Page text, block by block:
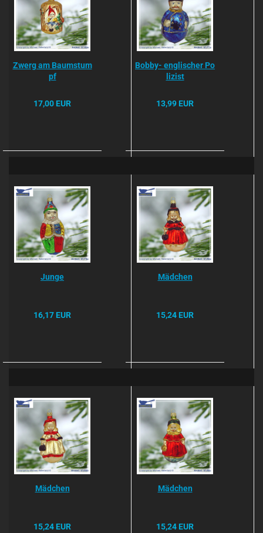
Zwerg am Baumstum
pf
17,00 EUR
Bobby- englischer Po
lizist
13,99 EUR
Junge
16,17 EUR
Mädchen
15,24 EUR
Mädchen
15,24 EUR
Mädchen
15,24 EUR